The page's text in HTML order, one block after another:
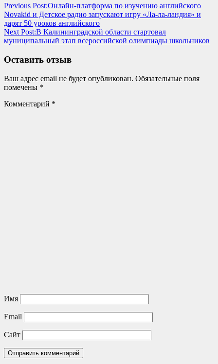
Previous Post:Онлайн-платформа по изучению английского
Novakid и Детское радио запускают игру «Ла-ла-ландия» и
дарят 50 уроков английского
Next Post:В Калининградской области стартовал
муниципальный этап всероссийской олимпиады школьников
Оставить отзыв
Ваш адрес email не будет опубликован. Обязательные поля
помечены *
Комментарий *
Имя
Email
Сайт